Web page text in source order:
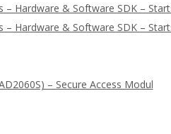
– Hardware & Software SDK –
– Hardware & Software SDK –
– Secure Access Modul